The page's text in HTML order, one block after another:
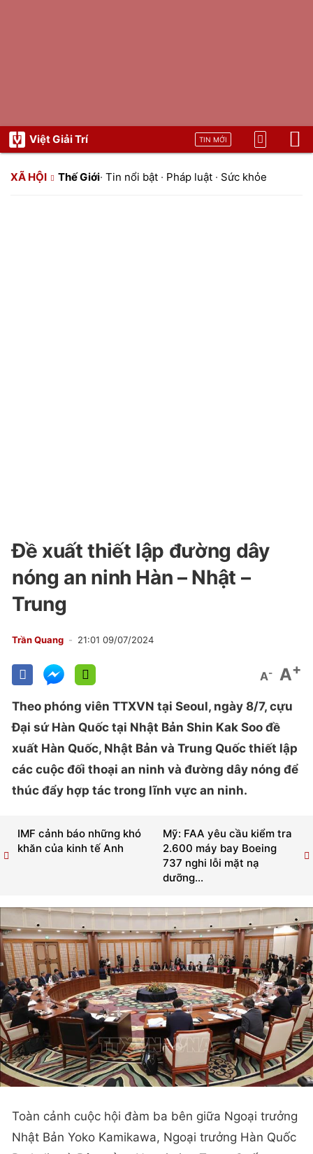
Việt Giải Trí TIN MỚI
XÃ HỘI Thế Giới· Tin nổi bật · Pháp luật · Sức khỏe
Đề xuất thiết lập đường dây
nóng an ninh Hàn – Nhật –
Trung
Trần Quang 21:01 09/07/2024
A- A+
Theo phóng viên TTXVN tại Seoul, ngày 8/7, cựu
Đại sứ Hàn Quốc tại Nhật Bản Shin Kak Soo đề
xuất Hàn Quốc, Nhật Bản và Trung Quốc thiết lập
các cuộc đối thoại an ninh và đường dây nóng để
thúc đẩy hợp tác trong lĩnh vực an ninh.
Mỹ: FAA yêu cầu kiểm tra
2.600 máy bay Boeing
737 nghi lỗi mặt nạ
dưỡng...
IMF cảnh báo những khó
khăn của kinh tế Anh
Toàn cảnh cuộc hội đàm ba bên giữa Ngoại trưởng
Nhật Bản Yoko Kamikawa, Ngoại trưởng Hàn Quốc